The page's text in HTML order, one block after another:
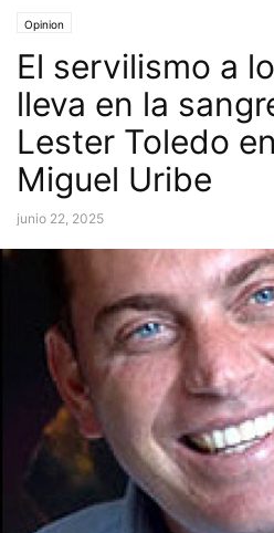
Opinion
El servilismo a
lleva en la
Lester Toledo
Miguel Uribe
junio 22, 2025